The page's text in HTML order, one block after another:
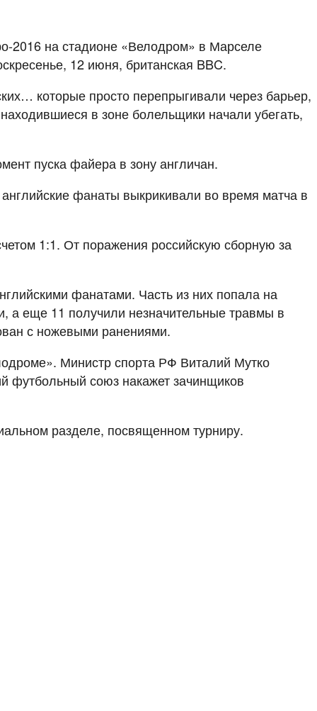
2016 на стадионе «Велодром» в Марселе
12 июня, британская BBC.
которые просто перепрыгивали через барьер,
в зоне болельщики начали убегать,
пуска файера в зону англичан.
фанаты выкрикивали во время матча в
1:1. От поражения российскую сборную за
фанатами. Часть из них попала на
а еще 11 получили незначительные травмы в
с ножевыми ранениями.
Министр спорта РФ Виталий Мутко
футбольный союз накажет зачинщиков
разделе, посвященном турниру.